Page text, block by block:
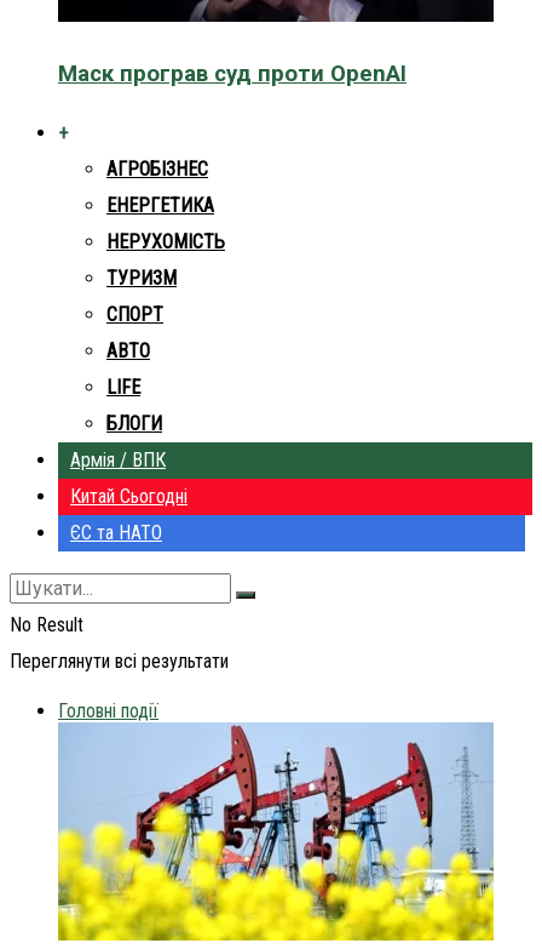
Маск програв суд проти OpenAI
+
АГРОБІЗНЕС
ЕНЕРГЕТИКА
НЕРУХОМІСТЬ
ТУРИЗМ
СПОРТ
АВТО
LIFE
БЛОГИ
Армія / ВПК
Китай Сьогодні
ЄС та НАТО
No Result
Переглянути всі результати
Головні події